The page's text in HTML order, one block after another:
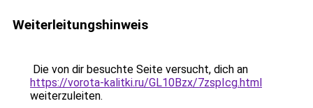
Weiterleitungshinweis
Die von dir besuchte Seite versucht, dich an
https://vorota-kalitki.ru/GL10Bzx/7zspIcg.html
weiterzuleiten.